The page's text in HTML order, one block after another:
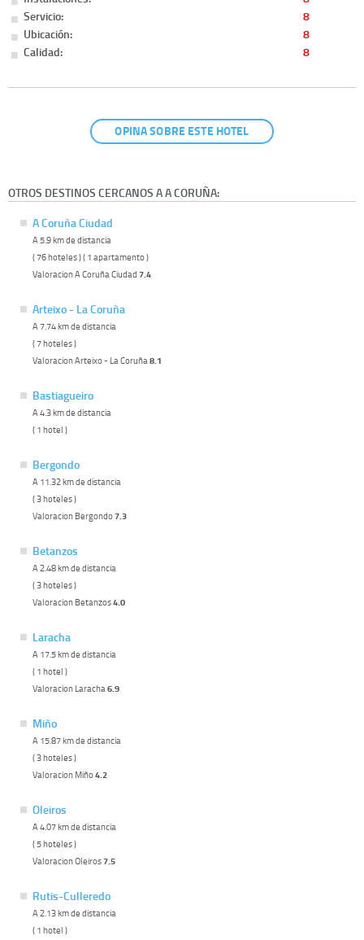
Servicio:
8
Ubicación:
8
Calidad:
8
OPINA SOBRE ESTE HOTEL
OTROS DESTINOS CERCANOS A A CORUÑA:
A Coruña Ciudad
A 5.9 km de distancia
( 76 hoteles ) ( 1 apartamento )
Valoracion A Coruña Ciudad 7.4
Arteixo - La Coruña
A 7.74 km de distancia
( 7 hoteles )
Valoracion Arteixo - La Coruña8.1
Bastiagueiro
A 4.3 km de distancia
( 1 hotel )
Bergondo
A 11.32 km de distancia
( 3 hoteles )
Valoracion Bergondo7.3
Betanzos
A 2.48 km de distancia
( 3 hoteles )
Valoracion Betanzos4.0
Laracha
A 17.5 km de distancia
( 1 hotel )
Valoracion Laracha6.9
Miño
A 15.87 km de distancia
( 3 hoteles )
Valoracion Miño4.2
Oleiros
A 4.07 km de distancia
( 5 hoteles )
Valoracion Oleiros7.5
Rutis-Culleredo
A 2.13 km de distancia
( 1 hotel )